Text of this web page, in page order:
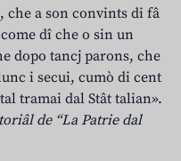
che a son convints di fâ
dî che o sin un
dopo tancj parons, che
i secui, cumò di cent
tramai dal Stât talian».
de “La Patrie dal